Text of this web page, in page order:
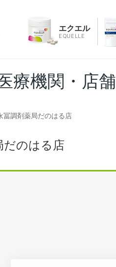
エクエル
EQUELLE
療機関・店舗
冨調剤薬局だのはる店
だのはる店